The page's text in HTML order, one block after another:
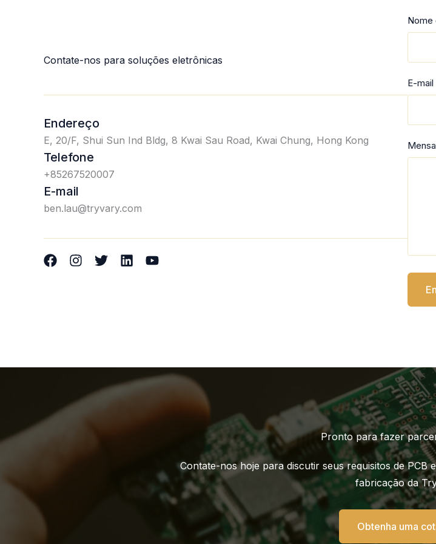
Contate-nos para soluções eletrônicas
Endereço
E, 20/F, Shui Sun Ind Bldg, 8 Kwai Sau Road, Kwai Chung, Hong Kong
Telefone
+85267520007
E-mail
ben.lau@tryvary.com
Nome
E-mail
Pronto para fazer
Contate-nos hoje para discutir seus requisitos de PCB
fabricação da
Obtenha uma